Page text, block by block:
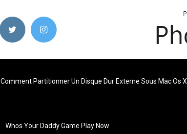
Comment Partitionner Un Disque Dur Externe Sous Mac Os X
Whos Your Daddy Game Play Now